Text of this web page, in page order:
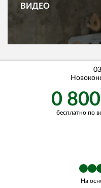
ВИДЕО
0
бесплатно по
На